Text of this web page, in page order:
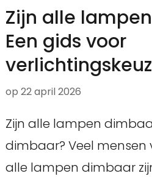
Zijn alle
Een gids voor
op 22 april 2026
Zijn alle lampen
dimbaar? Veel mensen
alle lampen dimbaar